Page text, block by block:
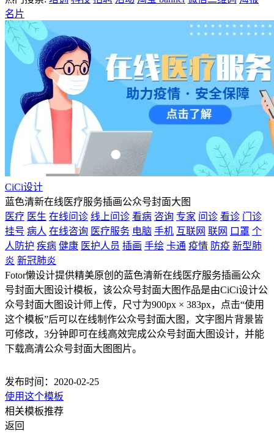
名片
CiCi设计
蓝色清新在线医疗服务插画公众号封面大图
医疗 医生 在线问诊 线上问诊 看病 咨询 专家 问诊 看诊 门诊
挂号 病人 在线咨询 医疗服务 电脑 手机 互联网 联网 口罩 个
人防护 疾病 健康 医护人员 插画 手绘 卡通 疫情 防疫 新型肺
炎 新冠肺炎
Fotor懒设计提供精美原创的蓝色清新在线医疗服务插画公众
号封面大图设计模板，该公众号封面大图作品是由CiCi设计公
众号封面大图设计师上传，尺寸为900px × 383px，点击“使用
这个模板”后可以在线制作公众号封面大图，文字图片背景皆
可修改，3分钟即可在线高效完成公众号封面大图设计，并能
下载高清公众号封面大图图片。
发布时间：2020-02-25
使用这个模板
相关模板推荐
返回